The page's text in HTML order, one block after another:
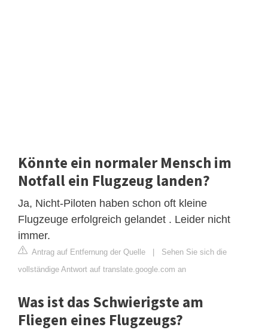
Könnte ein normaler Mensch im
Notfall ein Flugzeug landen?
Ja, Nicht-Piloten haben schon oft kleine
Flugzeuge erfolgreich gelandet . Leider nicht
immer.
Antrag auf Entfernung der Quelle | Sehen Sie sich die
vollständige Antwort auf translate.google.com an
Was ist das Schwierigste am
Fliegen eines Flugzeugs?